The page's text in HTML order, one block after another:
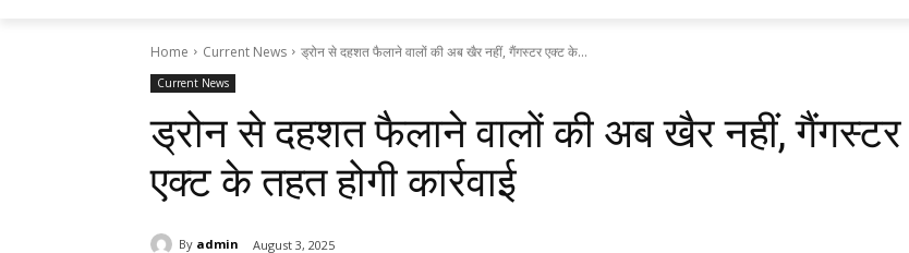
Home Current News ड्रोन से दहशत फैलाने वालों की अब खैर नहीं, गैंगस्टर एक्ट के...
Current News
ड्रोन से दहशत फैलाने वालों की अब खैर नहीं, गैंगस्टर
एक्ट के तहत होगी कार्रवाई
By admin August 3, 2025